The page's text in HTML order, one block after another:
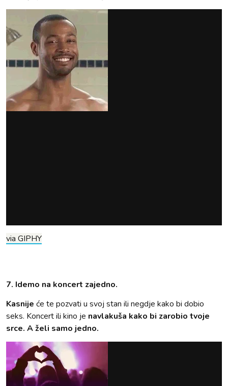
via GIPHY
7. Idemo na koncert zajedno.
Kasnije će te pozvati u svoj stan ili negdje kako bi dobio
seks. Koncert ili kino je navlakuša kako bi zarobio tvoje
srce. A želi samo jedno.